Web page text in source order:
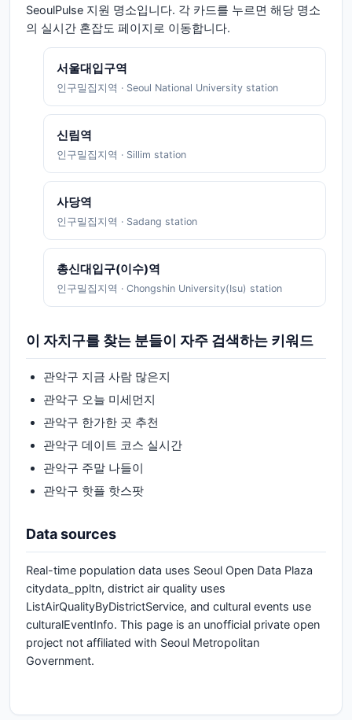
SeoulPulse 지원 명소입니다. 각 카드를 누르면 해당 명소
의 실시간 혼잡도 페이지로 이동합니다.
서울대입구역
인구밀집지역 · Seoul National University station
신림역
인구밀집지역 · Sillim station
사당역
인구밀집지역 · Sadang station
총신대입구(이수)역
인구밀집지역 · Chongshin University(Isu) station
이 자치구를 찾는 분들이 자주 검색하는 키워드
관악구 지금 사람 많은지
관악구 오늘 미세먼지
관악구 한가한 곳 추천
관악구 데이트 코스 실시간
관악구 주말 나들이
관악구 핫플 핫스팟
Data sources
Real-time population data uses Seoul Open Data Plaza
citydata_ppltn, district air quality uses
ListAirQualityByDistrictService, and cultural events use
culturalEventInfo. This page is an unofficial private open
project not affiliated with Seoul Metropolitan
Government.